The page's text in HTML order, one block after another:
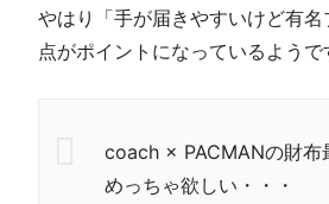
やはり「手が届きやすいけど有名
点がポイントになっているようで
coach × PACMANの財布
めっちゃ欲しい・・・